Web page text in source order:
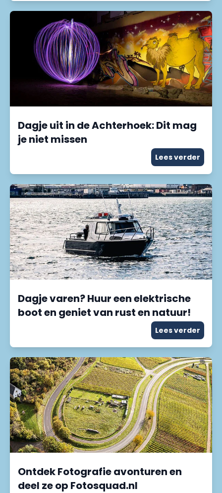
Dagje uit in de Achterhoek: Dit mag
je niet missen
Lees verder
Dagje varen? Huur een elektrische
boot en geniet van rust en natuur!
Lees verder
Ontdek Fotografie avonturen en
deel ze op Fotosquad.nl